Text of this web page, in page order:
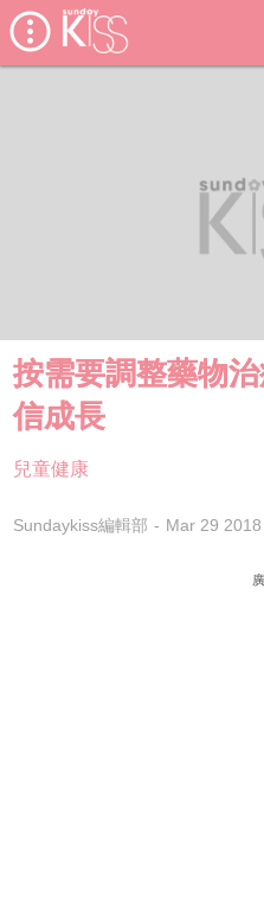
按需要調整藥物
信成長
兒童健康
Sundaykiss編輯部 Mar 29 2018